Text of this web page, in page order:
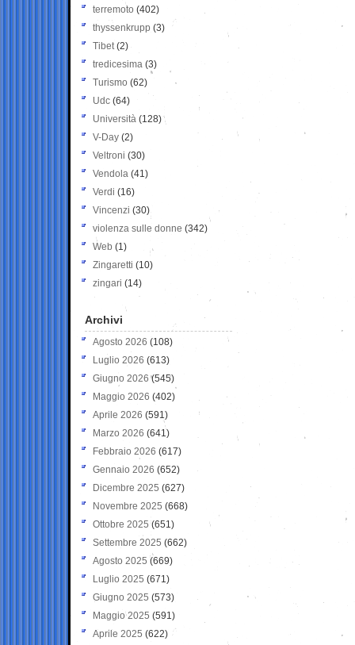
terremoto (402)
thyssenkrupp (3)
Tibet(2)
tredicesima (3)
Turismo (62)
Udc (64)
Università (128)
V-Day (2)
Veltroni (30)
Vendola (41)
Verdi (16)
Vincenzi (30)
violenza sulle donne (342)
Web (1)
Zingaretti (10)
zingari (14)
Archivi
Agosto 2026 (108)
Luglio 2026 (613)
Giugno 2026 (545)
Maggio 2026 (402)
Aprile 2026 (591)
Marzo 2026 (641)
Febbraio 2026 (617)
Gennaio 2026 (652)
Dicembre 2025 (627)
Novembre 2025 (668)
Ottobre 2025 (651)
Settembre 2025 (662)
Agosto 2025 (669)
Luglio 2025 (671)
Giugno 2025 (573)
Maggio 2025 (591)
Aprile 2025 (622)